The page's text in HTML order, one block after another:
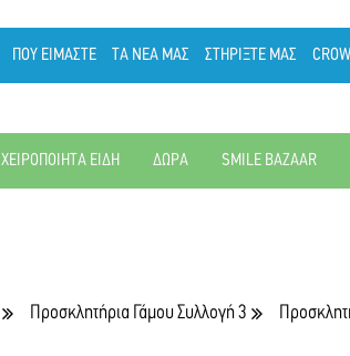
ΠΟΥ ΕΙΜΑΣΤΕ ΤΑ ΝΕΑ ΜΑΣ ΣΤΗΡΙΞΤΕ ΜΑΣ
ΧΕΙΡΟΠΟΙΗΤΑ ΕΙΔΗ ΔΩΡΑ SMILE BAZAAR
Προσκλητήρια Γάμου Συλλογή 3